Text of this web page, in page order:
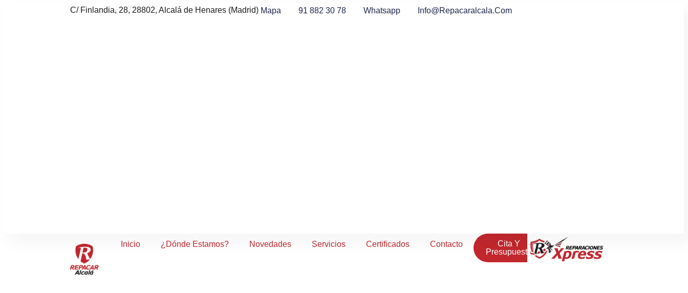
C/ Finlandia, 28, 28802, Alcalá de Henares (Madrid)Mapa 91 882 30 78 Whatsapp Info@repacaralcala.com
Inicio ¿Dónde Estamos? Novedades Servicios Certificados Contacto
Cita Y
Presupuesto